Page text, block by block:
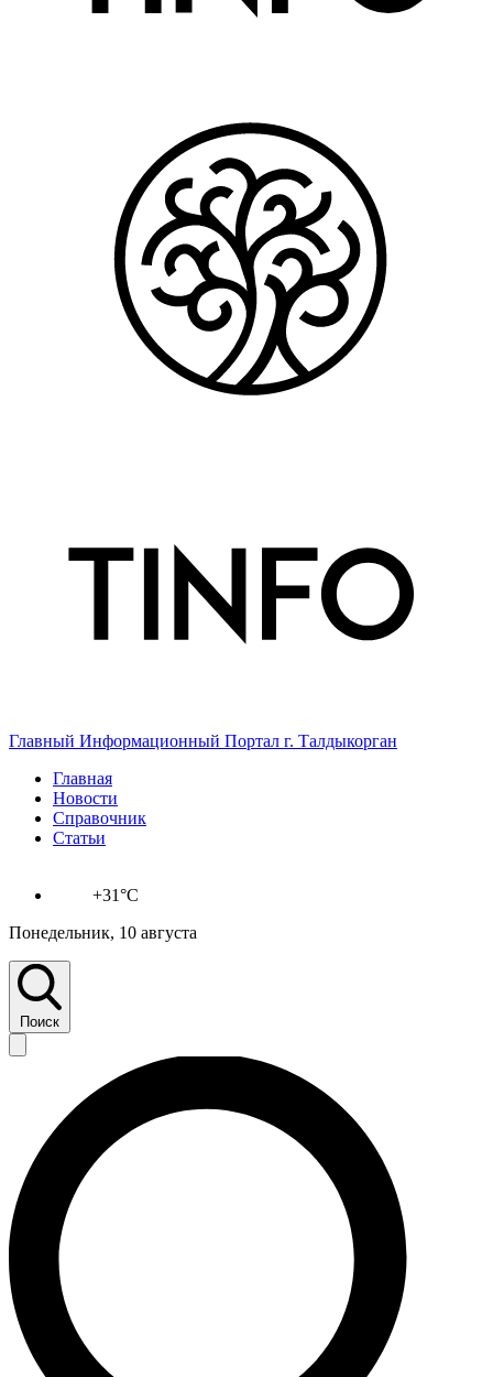
Главный Информационный Портал г. Талдыкорган
Главная
Новости
Справочник
Статьи
+31°C
Понедельник, 10 августа
Поиск